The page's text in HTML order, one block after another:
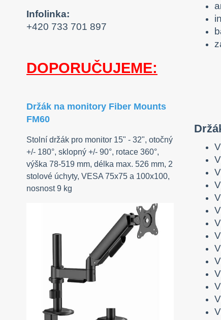
Infolinka:
+420 733 701 897
DOPORUČUJEME:
Držák na monitory Fiber Mounts
FM60
Stolní držák pro monitor 15" - 32", otočný
+/- 180°, sklopný +/- 90°, rotace 360°,
výška 78-519 mm, délka max. 526 mm, 2
stolové úchyty, VESA 75x75 a 100x100,
nosnost 9 kg